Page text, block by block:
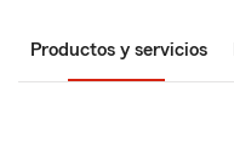
Productos y servicios